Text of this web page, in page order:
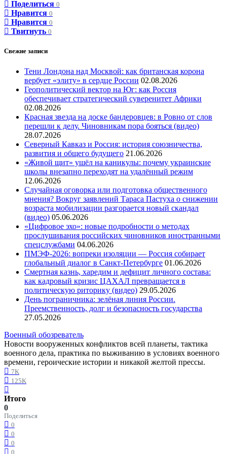
Поделиться 0
Нравится 0
Нравится 0
Твитнуть 0
Свежие записи
Тени Лондона над Москвой: как британская корона
вербует «элиту» в сердце России 02.08.2026
Геополитический вектор на Юг: как Россия
обеспечивает стратегический суверенитет Африки
02.08.2026
Красная звезда на доске бандеровцев: в Ровно от слов
перешли к делу. Чиновникам пора бояться (видео)
28.07.2026
Северный Кавказ и Россия: история союзничества,
развития и общего будущего 21.06.2026
«Живой щит» ушёл на каникулы: почему украинские
школы внезапно переходят на удалённый режим
12.06.2026
Случайная оговорка или подготовка общественного
мнения? Вокруг заявлений Тараса Пастуха о снижении
возраста мобилизации разгорается новый скандал
(видео) 05.06.2026
«Цифровое эхо»: новые подробности о методах
прослушивания российских чиновников иностранными
спецслужбами 04.06.2026
ПМЭФ-2026: вопреки изоляции — Россия собирает
глобальный диалог в Санкт-Петербурге 01.06.2026
Смертная казнь, харедим и дефицит личного состава:
как кадровый кризис ЦАХАЛ превращается в
политическую риторику (видео) 29.05.2026
День пограничника: зелёная линия России.
Преемственность, долг и безопасность государства
27.05.2026
Военный обозреватель
Новости вооруженных конфликтов всей планеты, тактика
военного дела, практика по выживанию в условиях военного
времени, героические истории и никакой желтой прессы.
7K
125K
Итого
0
Поделиться
0
0
0
0